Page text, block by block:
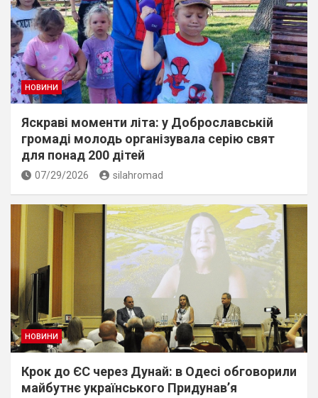
НОВИНИ
Яскраві моменти літа: у Доброславській
громаді молодь організувала серію свят
для понад 200 дітей
07/29/2026 silahromad
НОВИНИ
Крок до ЄС через Дунай: в Одесі обговорили
майбутнє українського Придунав’я